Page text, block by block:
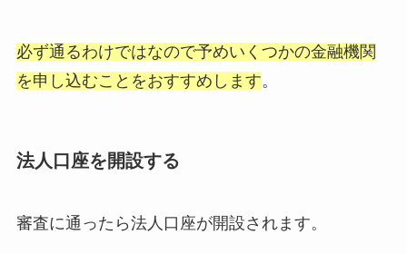
必ず通るわけではなので予めいくつかの金融機関
を申し込むことをおすすめします。
法人口座を開設する
審査に通ったら法人口座が開設されます。